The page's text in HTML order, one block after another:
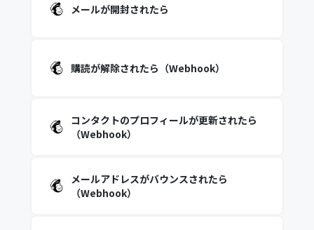
メールが開封されたら
購読が解除されたら（Webhook）
コンタクトのプロフィールが更新されたら
（Webhook）
メールアドレスがバウンスされたら
（Webhook）